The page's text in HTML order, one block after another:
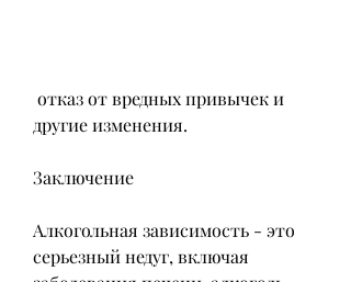
другие изменения.
Заключение
Алкогольная зависимость - это
серьезный недуг, включая